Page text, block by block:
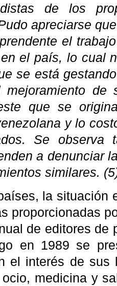
de los
apreciarse
el
el país, lo cual
se está
mejoramiento de
que se
y lo
Se
a denunciar
similares.
la situación
proporcionadas
de editores de
en 1989 se
el interés de sus
medicina y